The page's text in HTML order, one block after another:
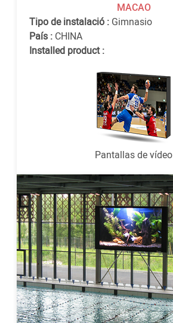
MACAO
Tipo de instalació : Gimnasio
País : CHINA
Installed product :
Pantallas de vídeo